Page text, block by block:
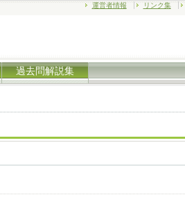
運営者情報 リンク集
過去問解説集